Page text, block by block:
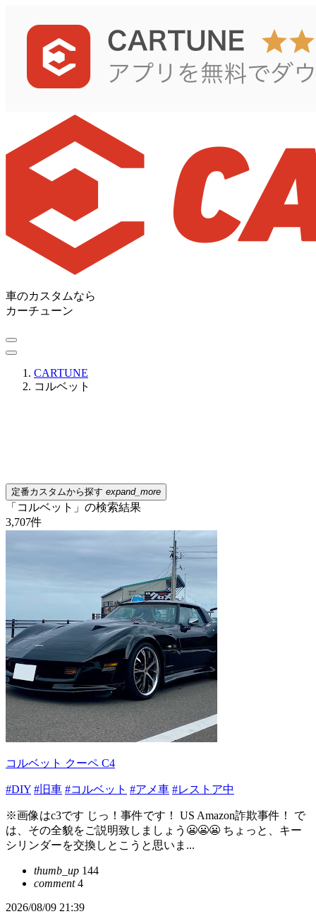
車のカスタムなら
カーチューン
CARTUNE
コルベット
定番カスタムから探す expand_more
「コルベット」の検索結果
3,707件
コルベット クーペ C4
#DIY #旧車 #コルベット #アメ車 #レストア中
※画像はc3です じっ！事件です！ US Amazon詐欺事件！ で
は、その全貌をご説明致しましょう😬😬😬 ちょっと、キー
シリンダーを交換しとこうと思いま...
thumb_up 144
comment4
2026/08/09 21:39